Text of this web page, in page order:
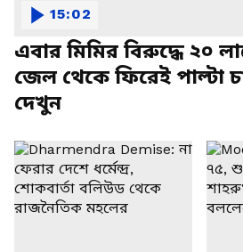
এবার মিমির বিরুদ্ধে ২০
জেল থেকে ফিরেই পাল্টা
দেখুন
15:02